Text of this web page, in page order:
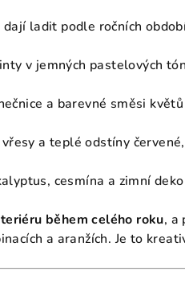
ladit podle ročních
v jemných pastelových
a barevné směsi květů
a teplé odstíny
cesmína a zimní
během celého roku, a
a aranžích. Je to